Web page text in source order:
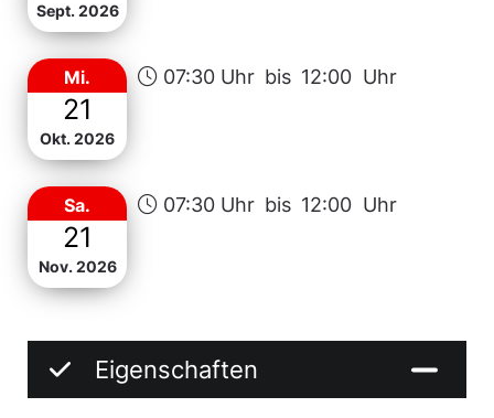
Sept. 2026
Mi.
21
Okt. 2026
07:30 Uhr bis 12:00 Uhr
Sa.
21
Nov. 2026
07:30 Uhr bis 12:00 Uhr
Eigenschaften